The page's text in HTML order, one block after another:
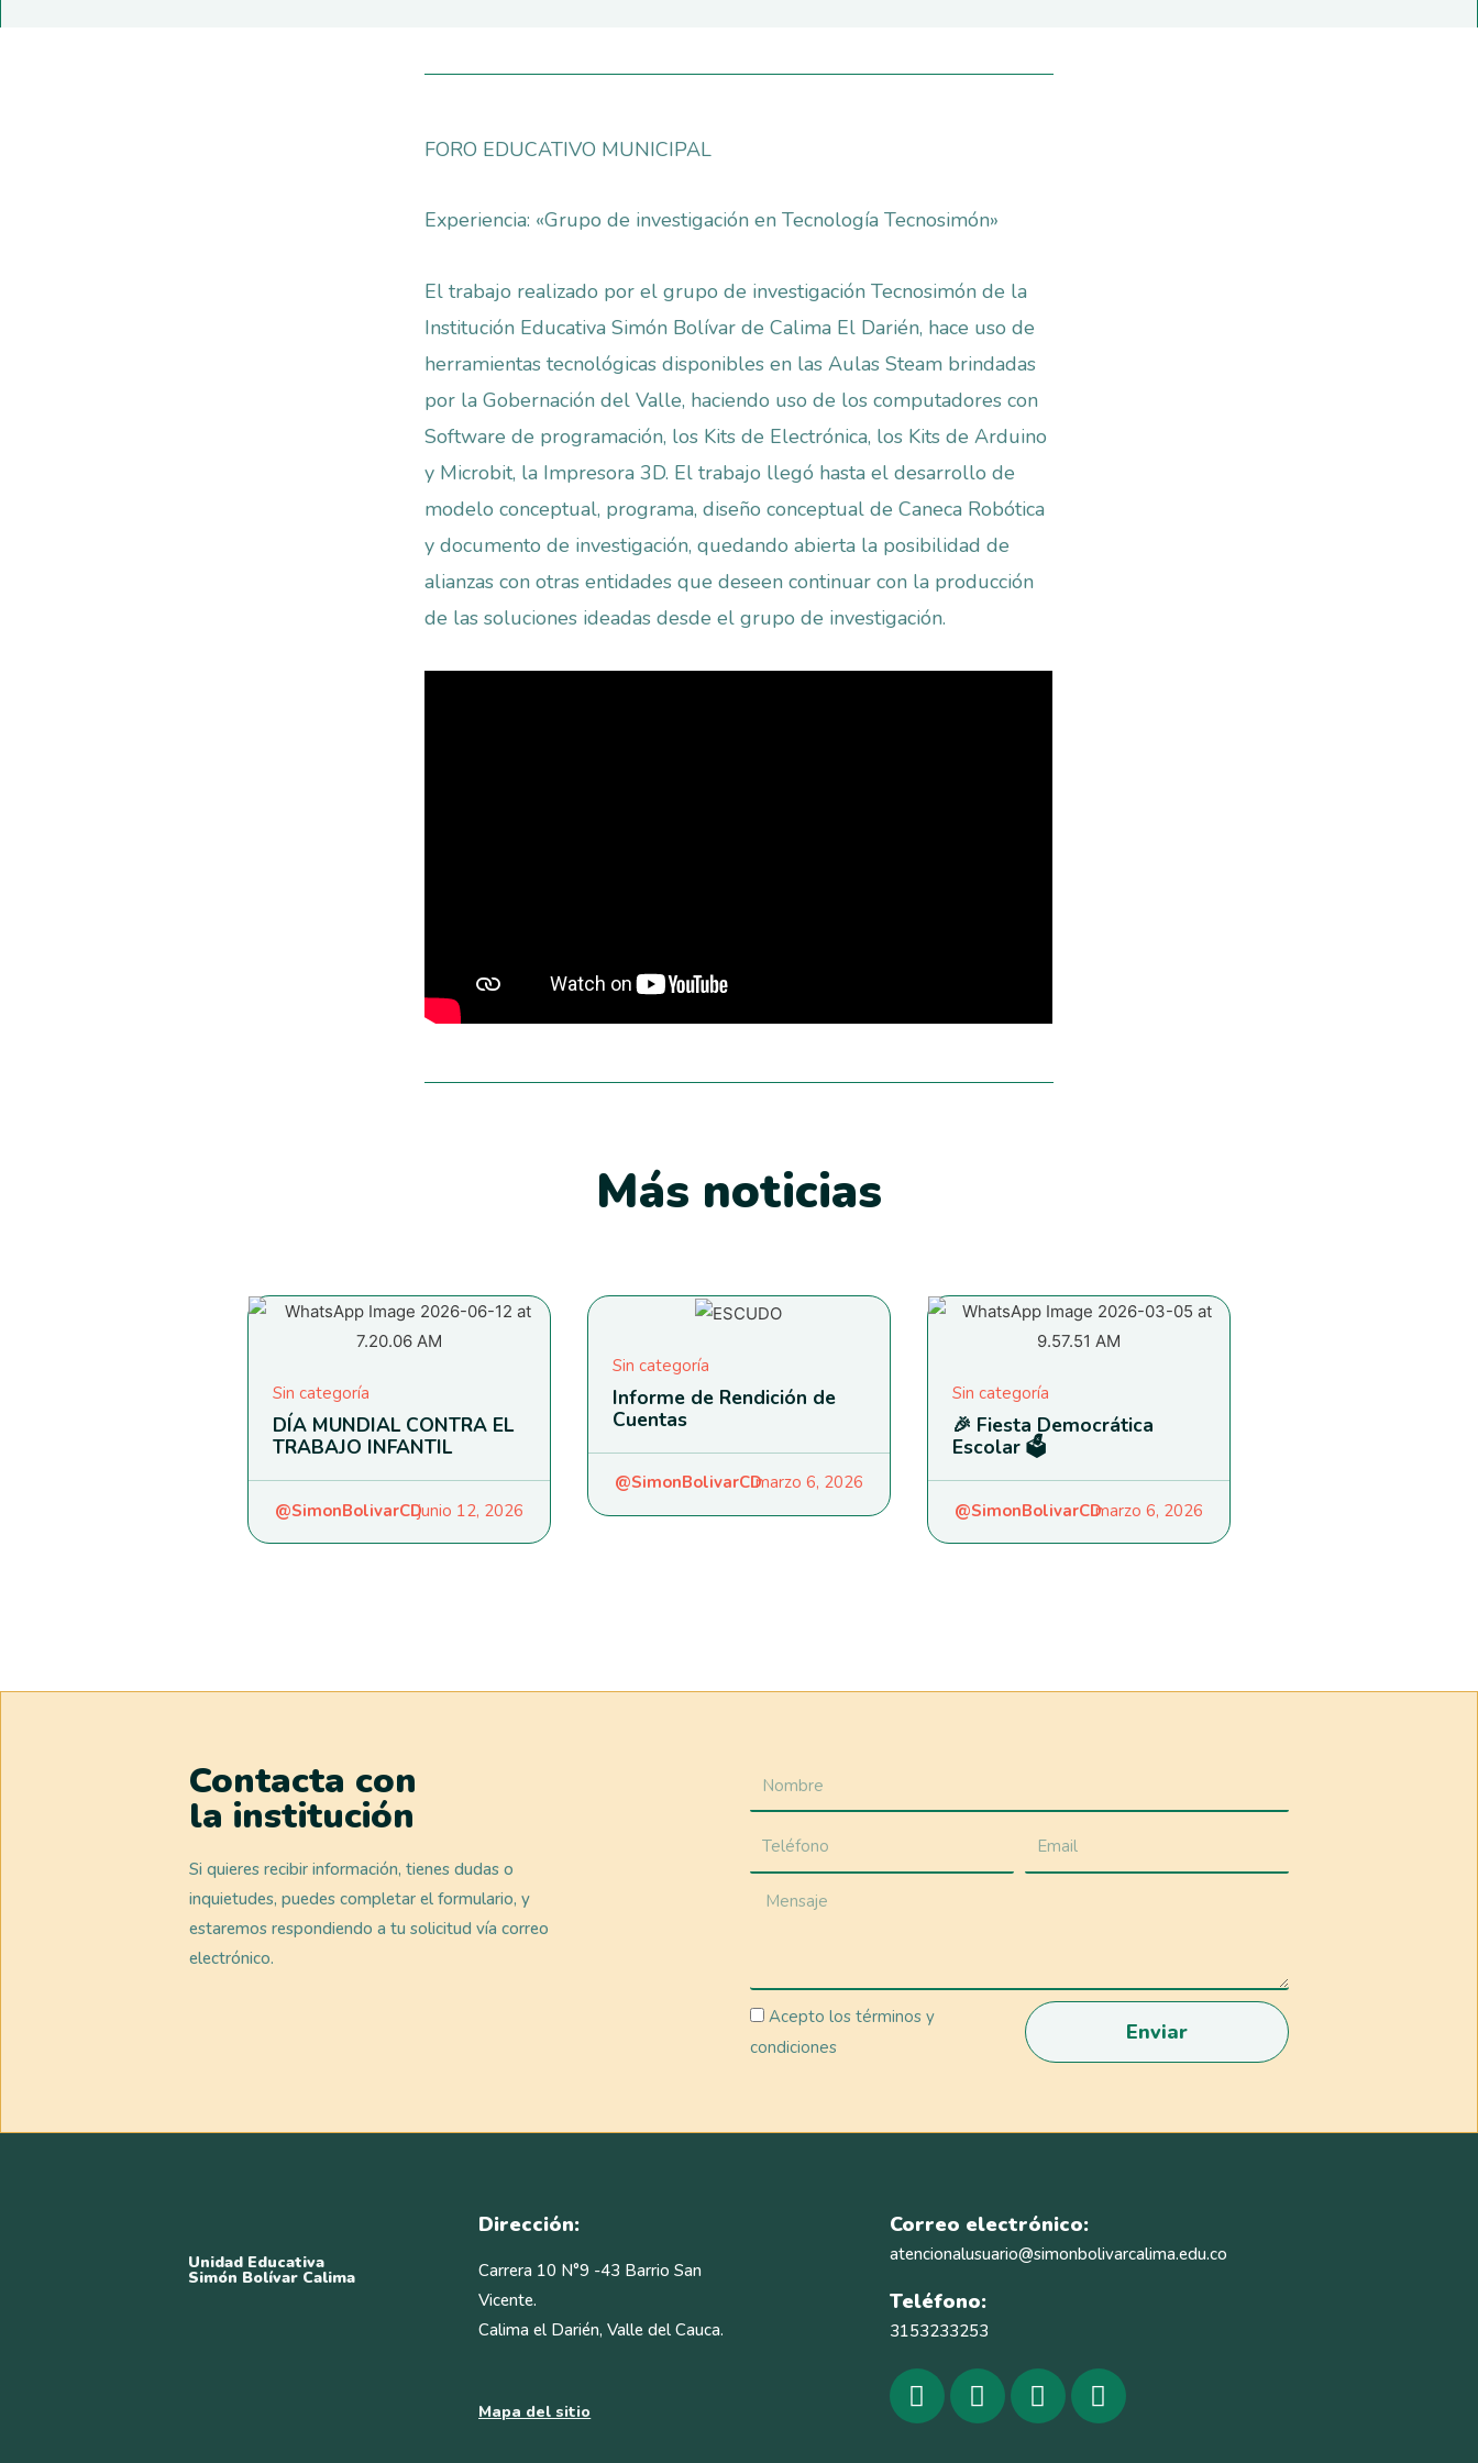
FORO EDUCATIVO MUNICIPAL
Experiencia: «Grupo de investigación en Tecnología Tecnosimón»
El trabajo realizado por el grupo de investigación Tecnosimón de la
Institución Educativa Simón Bolívar de Calima El Darién, hace uso de
herramientas tecnológicas disponibles en las Aulas Steam brindadas
por la Gobernación del Valle, haciendo uso de los computadores con
Software de programación, los Kits de Electrónica, los Kits de Arduino
y Microbit, la Impresora 3D. El trabajo llegó hasta el desarrollo de
modelo conceptual, programa, diseño conceptual de Caneca Robótica
y documento de investigación, quedando abierta la posibilidad de
alianzas con otras entidades que deseen continuar con la producción
de las soluciones ideadas desde el grupo de investigación.
Más noticias
Sin categoría
DÍA MUNDIAL CONTRA EL
TRABAJO INFANTIL
@SimonBolivarCDjunio 12, 2026
Sin categoría
Informe de Rendición de
Cuentas
@SimonBolivarCDmarzo 6, 2026
Sin categoría
🎉 Fiesta Democrática
Escolar 🗳️
@SimonBolivarCDmarzo 6, 2026
Contacta con
la institución
Si quieres recibir información, tienes dudas o
inquietudes, puedes completar el formulario, y
estaremos respondiendo a tu solicitud vía correo
electrónico.
Acepto los términos y
condiciones
Enviar
Unidad Educativa
Simón Bolívar Calima
Dirección:
Carrera 10 N°9 -43 Barrio San
Vicente.
Calima el Darién, Valle del Cauca.
Mapa del sitio
Correo electrónico:
atencionalusuario@simonbolivarcalima.edu.co
Teléfono:
3153233253